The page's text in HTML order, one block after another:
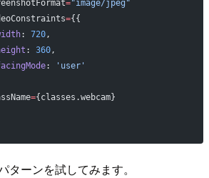
="image/jpeg"
={{
: 720,
: 360,
:
'user'
={classes.webcam}
ターンを試してみます。